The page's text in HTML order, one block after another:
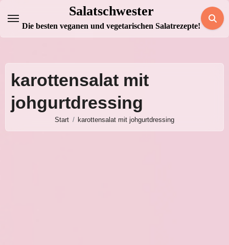
Inhalt
springen
Salatschwester
Die besten veganen und vegetarischen Salatrezepte!
karottensalat mit
johgurtdressing
Start karottensalat mit johgurtdressing